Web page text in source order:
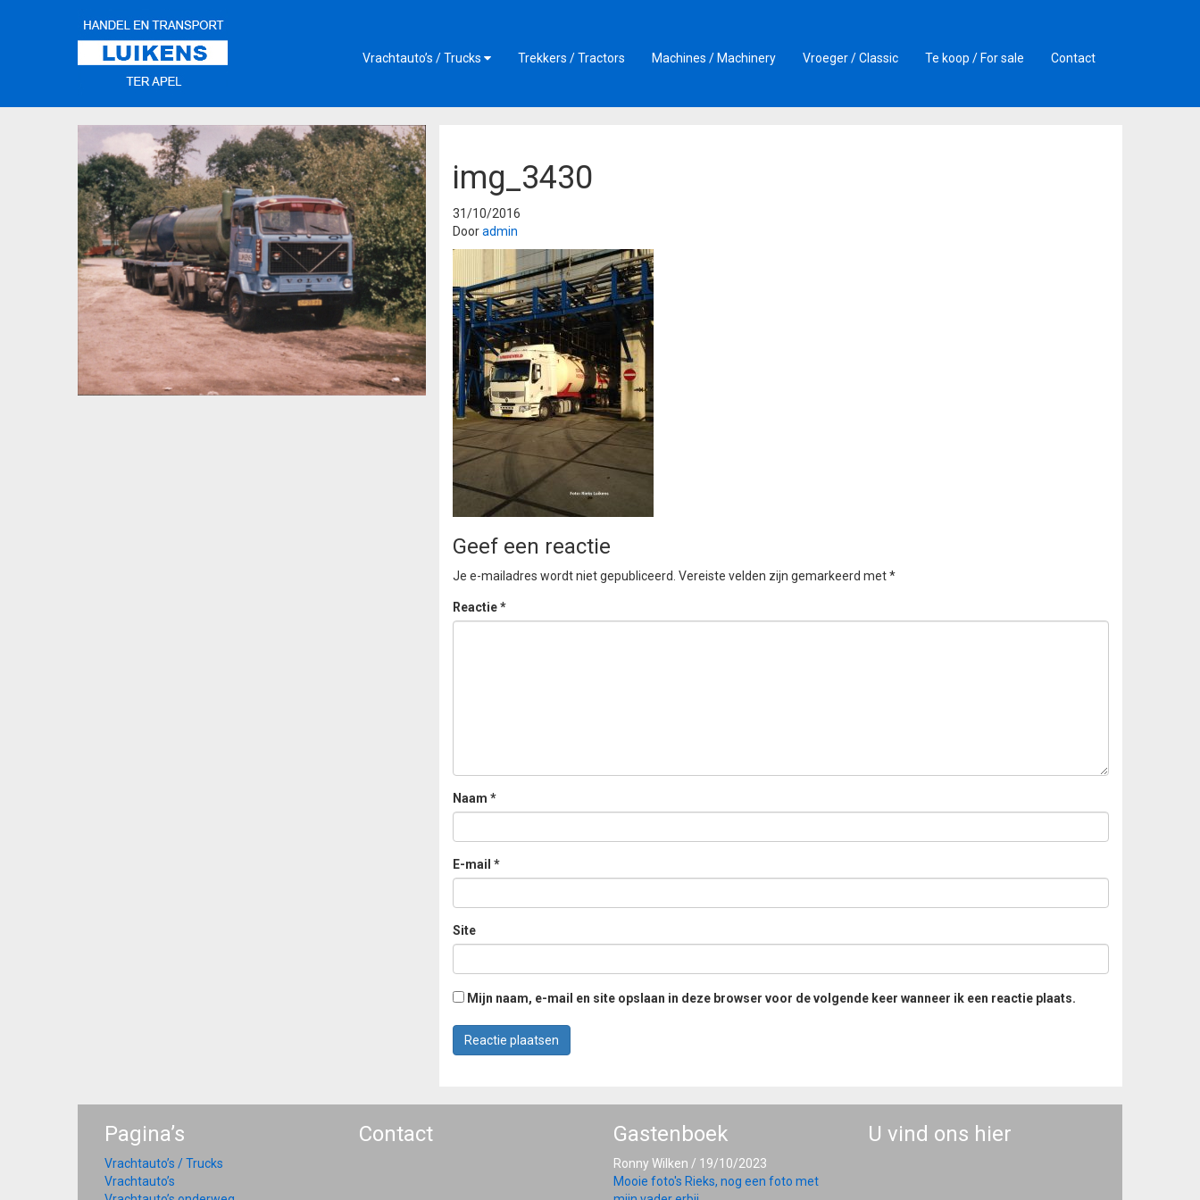
Vrachtauto’s / Trucks Trekkers / Tractors Machines / Machinery Vroeger / Classic Te koop / For sale Contact
img_3430
31/10/2016
Dooradmin
Geef een reactie
Je e-mailadres wordt niet gepubliceerd. Vereiste velden zijn gemarkeerd met*
Reactie*
Naam *
E-mail *
Site
Mijn naam, e-mail en site opslaan in deze browser voor de volgende keer wanneer ik een reactie plaats.
Pagina’s
Vrachtauto’s / Trucks
Vrachtauto’s
Contact Gastenboek
Ronny Wilken / 19/10/2023
Mooie foto's Rieks, nog een foto met
U vind ons hier